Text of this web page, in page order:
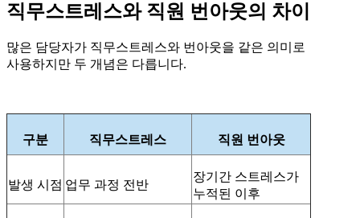
직무스트레스와 직원 번아웃의 차이
많은 담당자가 직무스트레스와 번아웃을 같은 의미로
사용하지만 두 개념은 다릅니다.
구분 직무스트레스 직원 번아웃
발생 시점 업무 과정 전반
장기간 스트레스가
누적된 이후